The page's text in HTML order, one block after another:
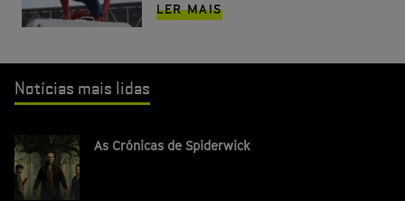
LER MAIS
Notícias mais lidas
As Crónicas de Spiderwick